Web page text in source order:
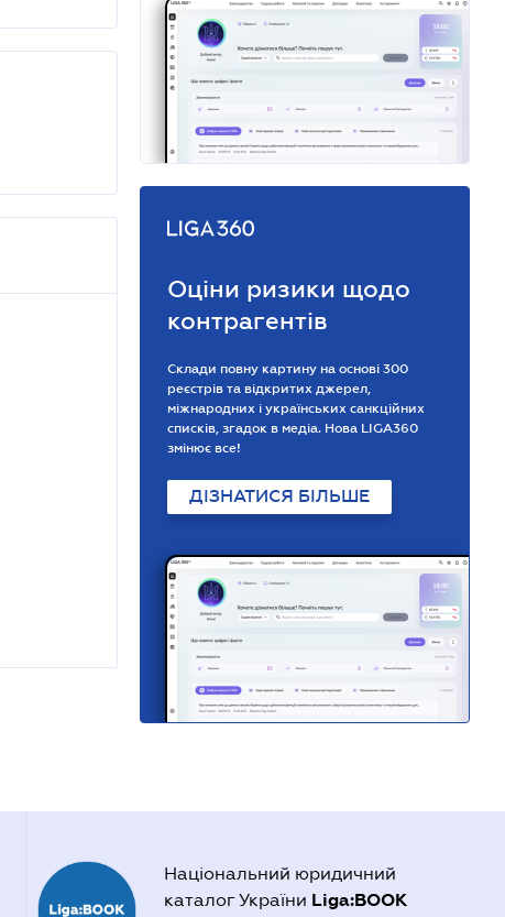
Оціни ризики щодо
контрагентів
Склади повну картину на основі 300
реєстрів та відкритих джерел,
міжнародних і українських санкційних
списків, згадок в медіа. Нова LIGA360
змінює все!
ДІЗНАТИСЯ БІЛЬШЕ
Національний юридичний
каталог України Liga:BOOK